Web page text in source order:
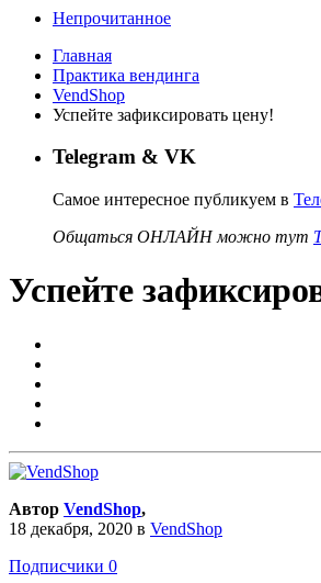
Непрочитанное
Главная
Практика вендинга
VendShop
Успейте зафиксировать цену!
Telegram & VK
Самое интересное публикуем в
Общаться ОНЛАЙН можно тут
Успейте
Автор VendShop,
18 декабря, 2020 в VendShop
Подписчики 0